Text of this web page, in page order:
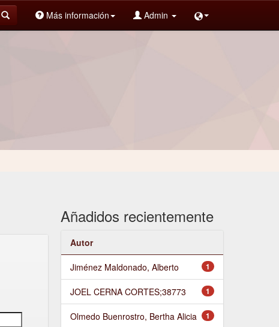
Más información Admin
Añadidos recientemente
Autor
1
Jiménez Maldonado, Alberto
1
JOEL CERNA CORTES;38773
1
Olmedo Buenrostro, Bertha Alicia